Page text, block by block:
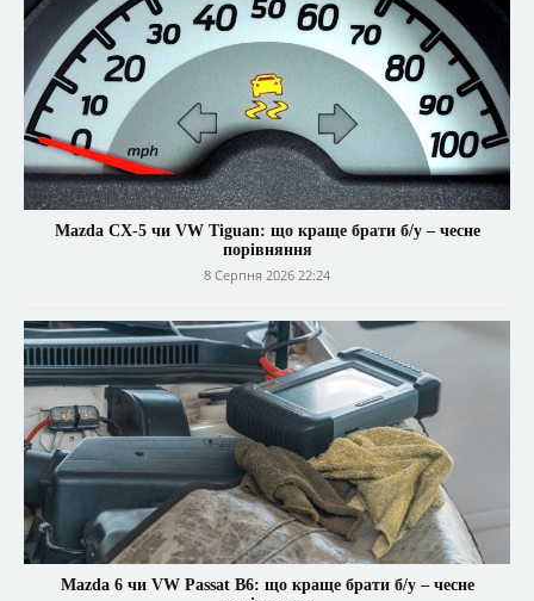
Mazda CX-5 чи VW Tiguan: що краще брати б/у – чесне
порівняння
8 Серпня 2026 22:24
Mazda 6 чи VW Passat B6: що краще брати б/у – чесне